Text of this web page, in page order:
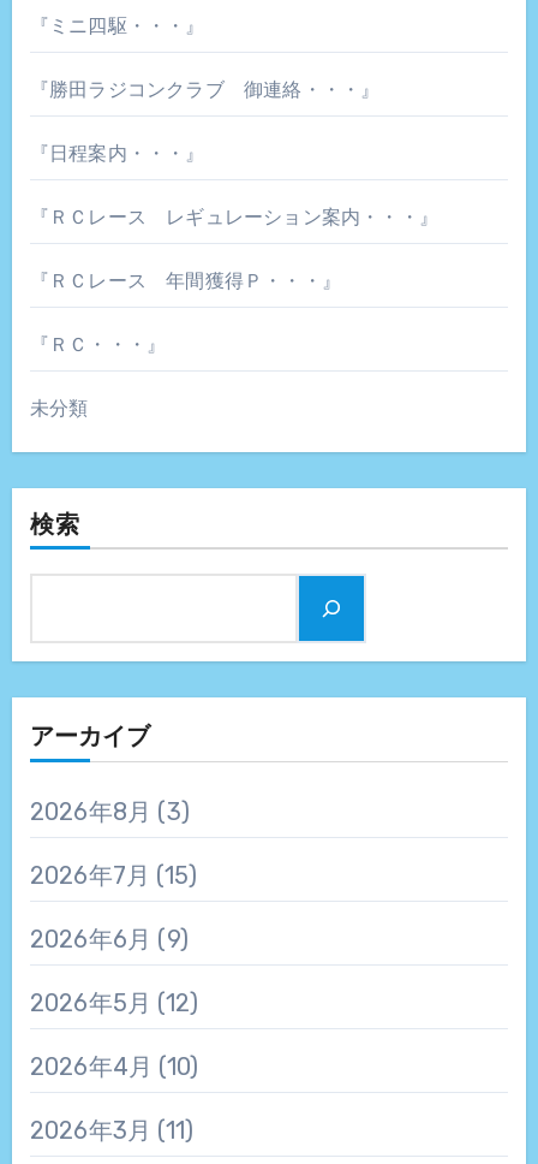
『ミニ四駆・・・』
『勝田ラジコンクラブ 御連絡・・・』
『日程案内・・・』
『ＲＣレース レギュレーション案内・・・』
『ＲＣレース 年間獲得Ｐ・・・』
『ＲＣ・・・』
未分類
検索
アーカイブ
2026年8月 (3)
2026年7月 (15)
2026年6月 (9)
2026年5月 (12)
2026年4月 (10)
2026年3月 (11)